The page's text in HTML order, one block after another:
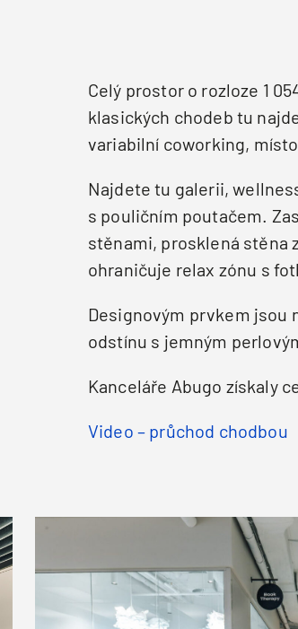
Celý prostor o rozloze 1
klasických chodeb tu
variabilní coworking,
Najdete tu galerii,
s pouličním poutačem.
stěnami, prosklená stěna
ohraničuje relax zónu s
Designovým prvkem jsou
odstínu s jemným
Kanceláře Abugo získaly
Video – průchod chodbou